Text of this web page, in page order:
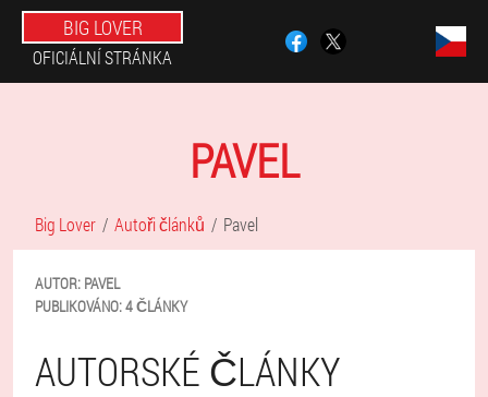
BIG LOVER
OFICIÁLNÍ STRÁNKA
PAVEL
Big Lover Autoři článků Pavel
AUTOR: PAVEL
PUBLIKOVÁNO:4 ČLÁNKY
AUTORSKÉ ČLÁNKY